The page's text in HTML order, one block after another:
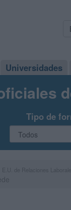
Universidades
Tipo de